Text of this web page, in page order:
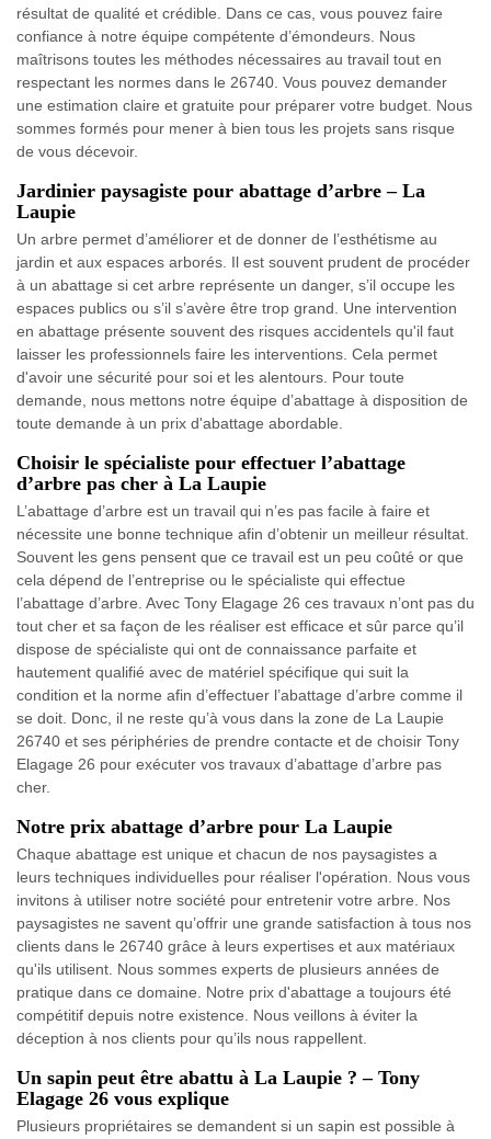
résultat de qualité et crédible. Dans ce cas, vous pouvez faire
confiance à notre équipe compétente d’émondeurs. Nous
maîtrisons toutes les méthodes nécessaires au travail tout en
respectant les normes dans le 26740. Vous pouvez demander
une estimation claire et gratuite pour préparer votre budget. Nous
sommes formés pour mener à bien tous les projets sans risque
de vous décevoir.
Jardinier paysagiste pour abattage d’arbre – La
Laupie
Un arbre permet d’améliorer et de donner de l’esthétisme au
jardin et aux espaces arborés. Il est souvent prudent de procéder
à un abattage si cet arbre représente un danger, s’il occupe les
espaces publics ou s’il s’avère être trop grand. Une intervention
en abattage présente souvent des risques accidentels qu'il faut
laisser les professionnels faire les interventions. Cela permet
d'avoir une sécurité pour soi et les alentours. Pour toute
demande, nous mettons notre équipe d’abattage à disposition de
toute demande à un prix d'abattage abordable.
Choisir le spécialiste pour effectuer l’abattage
d’arbre pas cher à La Laupie
L’abattage d’arbre est un travail qui n’es pas facile à faire et
nécessite une bonne technique afin d’obtenir un meilleur résultat.
Souvent les gens pensent que ce travail est un peu coûté or que
cela dépend de l’entreprise ou le spécialiste qui effectue
l’abattage d’arbre. Avec Tony Elagage 26 ces travaux n’ont pas du
tout cher et sa façon de les réaliser est efficace et sûr parce qu’il
dispose de spécialiste qui ont de connaissance parfaite et
hautement qualifié avec de matériel spécifique qui suit la
condition et la norme afin d’effectuer l’abattage d’arbre comme il
se doit. Donc, il ne reste qu’à vous dans la zone de La Laupie
26740 et ses périphéries de prendre contacte et de choisir Tony
Elagage 26 pour exécuter vos travaux d’abattage d’arbre pas
cher.
Notre prix abattage d’arbre pour La Laupie
Chaque abattage est unique et chacun de nos paysagistes a
leurs techniques individuelles pour réaliser l'opération. Nous vous
invitons à utiliser notre société pour entretenir votre arbre. Nos
paysagistes ne savent qu’offrir une grande satisfaction à tous nos
clients dans le 26740 grâce à leurs expertises et aux matériaux
qu'ils utilisent. Nous sommes experts de plusieurs années de
pratique dans ce domaine. Notre prix d'abattage a toujours été
compétitif depuis notre existence. Nous veillons à éviter la
déception à nos clients pour qu’ils nous rappellent.
Un sapin peut être abattu à La Laupie ? – Tony
Elagage 26 vous explique
Plusieurs propriétaires se demandent si un sapin est possible à